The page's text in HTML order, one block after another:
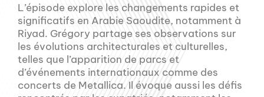
L’épisode explore les changements rapides et
significatifs en Arabie Saoudite, notamment à
Riyad. Grégory partage ses observations sur
les évolutions architecturales et culturelles,
telles que l’apparition de parcs et
d’événements internationaux comme des
concerts de Metallica. Il évoque aussi les défis